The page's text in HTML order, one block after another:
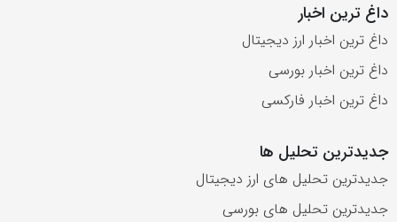
داغ ترین اخبار
داغ ترین اخبار ارز دیجیتال
داغ ترین اخبار بورسی
داغ ترین اخبار فارکسی
جدیدترین تحلیل ها
جدیدترین تحلیل های ارز دیجیتال
جدیدترین تحلیل های بورسی